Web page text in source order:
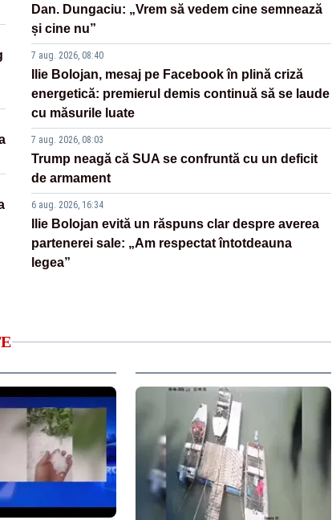
Dan. Dungaciu: „Vrem să vedem cine semnează
și cine nu”
7 aug. 2026, 08:40
Ilie Bolojan, mesaj pe Facebook în plină criză
energetică: premierul demis continuă să se laude
cu măsurile luate
7 aug. 2026, 08:03
Trump neagă că SUA se confruntă cu un deficit
de armament
6 aug. 2026, 16:34
Ilie Bolojan evită un răspuns clar despre averea
partenerei sale: „Am respectat întotdeauna
legea”